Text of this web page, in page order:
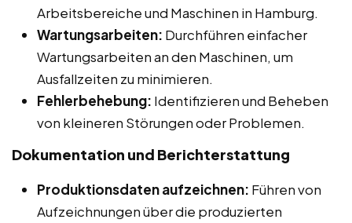
Arbeitsbereiche und Maschinen in Hamburg.
Wartungsarbeiten: Durchführen einfacher
Wartungsarbeiten an den Maschinen, um
Ausfallzeiten zu minimieren.
Fehlerbehebung: Identifizieren und Beheben
von kleineren Störungen oder Problemen.
Dokumentation und Berichterstattung
Produktionsdaten aufzeichnen: Führen von
Aufzeichnungen über die produzierten